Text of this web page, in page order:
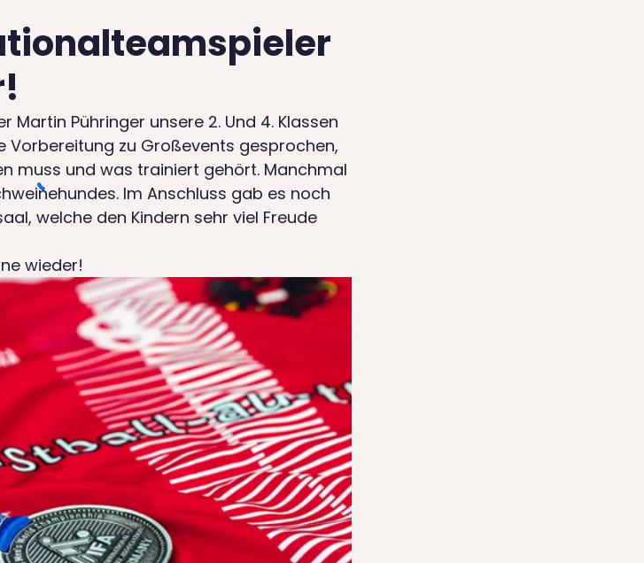
Pühringer unsere 2. Und 4. Klassen
Vorbereitung zu Großevents gesprochen,
muss und was trainiert gehört. Manchmal
Im Anschluss gab es noch
welche den Kindern sehr viel Freude
wieder!